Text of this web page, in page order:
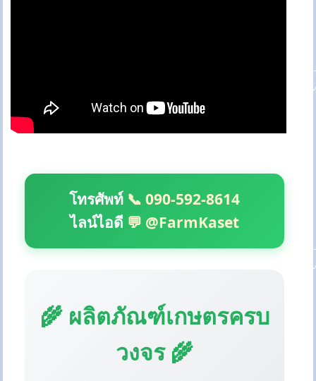
โทรศัพท์ 📞 090-592-8614
ไลน์ไอดี 💬 @FarmKaset
🌾 ผลิตภัณฑ์เกษตรครบ
วงจร 🌾